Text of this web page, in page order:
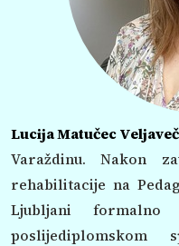
Lucija Matučec
Varaždinu. Nakon
rehabilitacije na
Ljubljani formalno
poslijediplomskom